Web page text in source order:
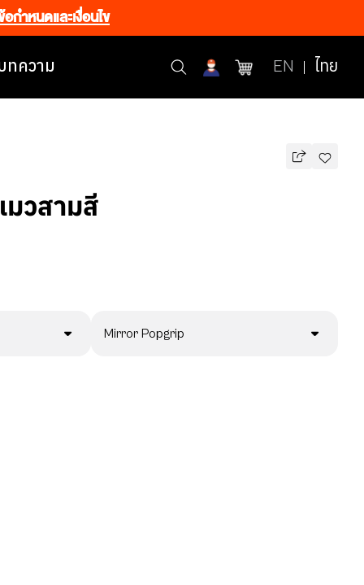
อกำหนดและเงื่อนไข
ทความ EN ไทย
มวสามสี
Mirror Popgrip